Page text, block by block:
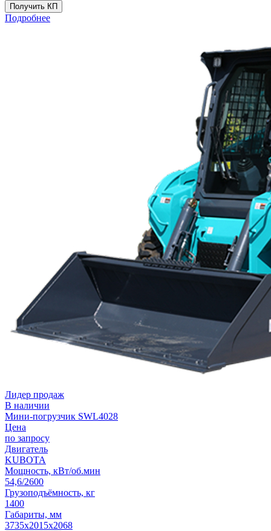
Получить КП
Подробнее
Лидер продаж
В наличии
Мини-погрузчик SWL4028
Цена
по запросу
Двигатель
KUBOTA
Мощность, кВт/об.мин
54,6/2600
Грузоподъёмность, кг
1400
Габариты, мм
3735х2015х2068